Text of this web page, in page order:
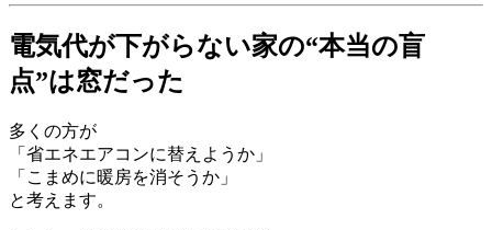
電気代が下がらない家の“本当の盲
点”は窓だった
多くの方が
「省エネエアコンに替えようか」
「こまめに暖房を消そうか」
と考えます。